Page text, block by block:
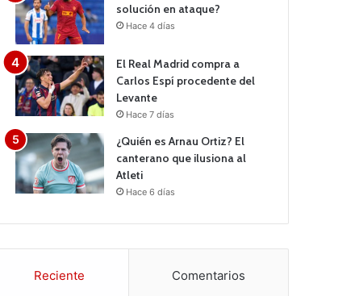
solución en ataque?
Hace 4 días
El Real Madrid compra a
Carlos Espí procedente del
Levante
Hace 7 días
¿Quién es Arnau Ortiz? El
canterano que ilusiona al
Atleti
Hace 6 días
Reciente Comentarios